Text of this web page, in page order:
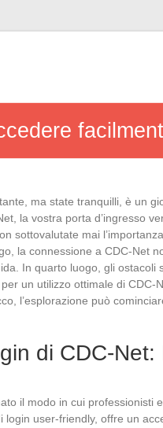
ma state tranquilli, è un
la vostra porta d’ingresso
sottovalutate mai
la connessione a CDC-Net
In quarto luogo, gli ostacoli
un utilizzo ottimale di CDC-
l’esplorazione può
di CDC-Net:
il modo in cui professionisti
login user-friendly, offre un